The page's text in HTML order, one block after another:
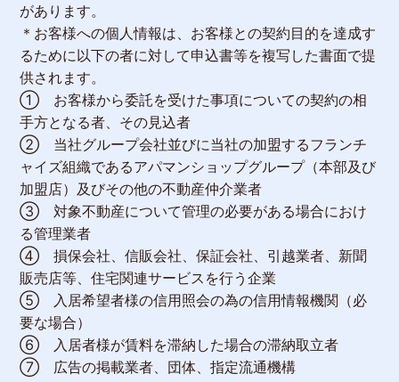
があります。
＊お客様への個人情報は、お客様との契約目的を達成す
るために以下の者に対して申込書等を複写した書面で提
供されます。
① お客様から委託を受けた事項についての契約の相
手方となる者、その見込者
② 当社グループ会社並びに当社の加盟するフランチ
ャイズ組織であるアパマンショップグループ（本部及び
加盟店）及びその他の不動産仲介業者
③ 対象不動産について管理の必要がある場合におけ
る管理業者
④ 損保会社、信販会社、保証会社、引越業者、新聞
販売店等、住宅関連サービスを行う企業
⑤ 入居希望者様の信用照会の為の信用情報機関（必
要な場合）
⑥ 入居者様が賃料を滞納した場合の滞納取立者
⑦ 広告の掲載業者、団体、指定流通機構